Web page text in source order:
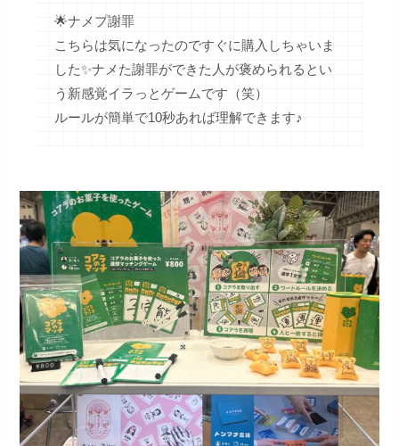
🌟ナメプ謝罪
こちらは気になったのですぐに購入しちゃいま
した✨ナメた謝罪ができた人が褒められるとい
う新感覚イラっとゲームです（笑）
ルールが簡単で10秒あれば理解できます♪